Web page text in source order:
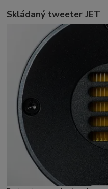
Skládaný tweeter JET